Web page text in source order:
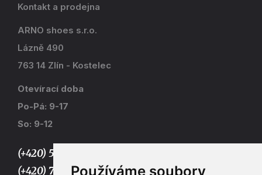
Používáme soubory
Kontakt a prodejna
ARNO shoes s.r.o.
Lázně 490
763 14 Zlín - Kostelec
Otevírací doba
Po-Pá: 9-17
So: 9-12
(+420) 577 915 036,
(+420) 773 667 390